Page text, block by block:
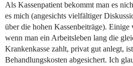
Als Kassenpatient bekommt man es
es mich (angesichts vielfältiger
über die hohen Kassenbeiträge).
wenn man ein Arbeitsleben lang die
Krankenkasse zahlt, privat gut anlegt,
Behandlungskosten abgesichert. Ich